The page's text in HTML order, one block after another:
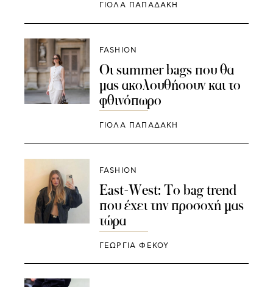
ΓΙΌΛΑ ΠΑΠΑΔΆΚΗ
FASHION
Οι summer bags που θα
μας ακολουθήσουν και το
φθινόπωρο
ΓΙΌΛΑ ΠΑΠΑΔΆΚΗ
FASHION
East-West: Το bag trend
που έχει την προσοχή μας
τώρα
ΓΕΩΡΓΙΑ ΦΕΚΟΥ